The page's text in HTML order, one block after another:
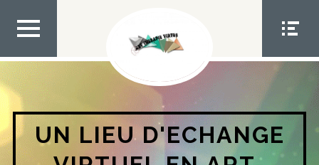
contenu
MEN
U TOP
MEN
U
SOCIA
UN LIEU D'ECHANGE